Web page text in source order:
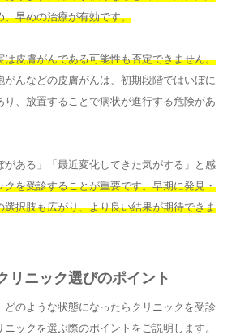
、早めの治療が有効です。
は皮膚がんである可能性も否定できません。
んなどの皮膚がんは、初期段階ではいぼに
り、放置することで病状が進行する危険があ
がある」「最近変化してきた気がする」と感
クを受診することが重要です。早期に発見・
選択肢も広がり、より良い結果が期待できま
リニック選びのポイント
どのような状態になったらクリニックを受診
ックを選ぶ際のポイントをご説明します。